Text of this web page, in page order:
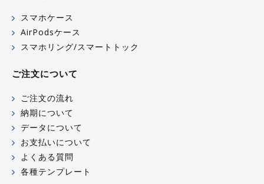
スマホケース
AirPodsケース
スマホリング/スマートトック
ご注文について
ご注文の流れ
納期について
データについて
お支払いについて
よくある質問
各種テンプレート